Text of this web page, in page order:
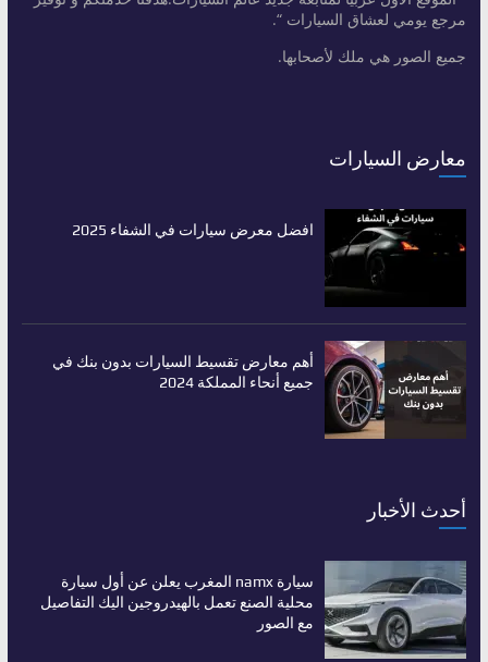
مرجع يومي لعشاق السيارات “.
جميع الصور هي ملك لأصحابها.
معارض السيارات
افضل معرض سيارات في الشفاء 2025
أهم معارض تقسيط السيارات بدون بنك في
جميع أنحاء المملكة 2024
أحدث الأخبار
سيارة namx المغرب يعلن عن أول سيارة
محلية الصنع تعمل بالهيدروجين اليك التفاصيل
مع الصور